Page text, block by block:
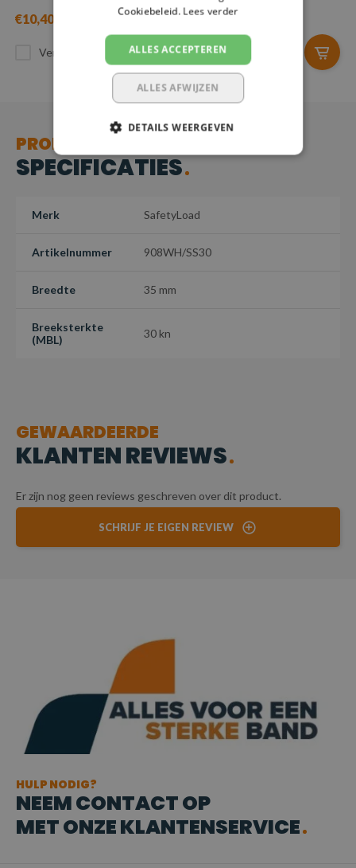
€10,40
Vergelijk
€6,80
Vergelijk
PRODUCT
SPECIFICATIES
Merk SafetyLoad
Artikelnummer 908WH/SS30
Breedte 35 mm
Breeksterkte
(MBL)
30 kn
GEWAARDEERDE
KLANTEN REVIEWS
Er zijn nog geen reviews geschreven over dit product.
SCHRIJF JE EIGEN REVIEW
HULP NODIG?
NEEM CONTACT OP
MET ONZE KLANTENSERVICE
Cookiebeleid. Lees verder
ALLES ACCEPTEREN
ALLES AFWIJZEN
DETAILS WEERGEVEN